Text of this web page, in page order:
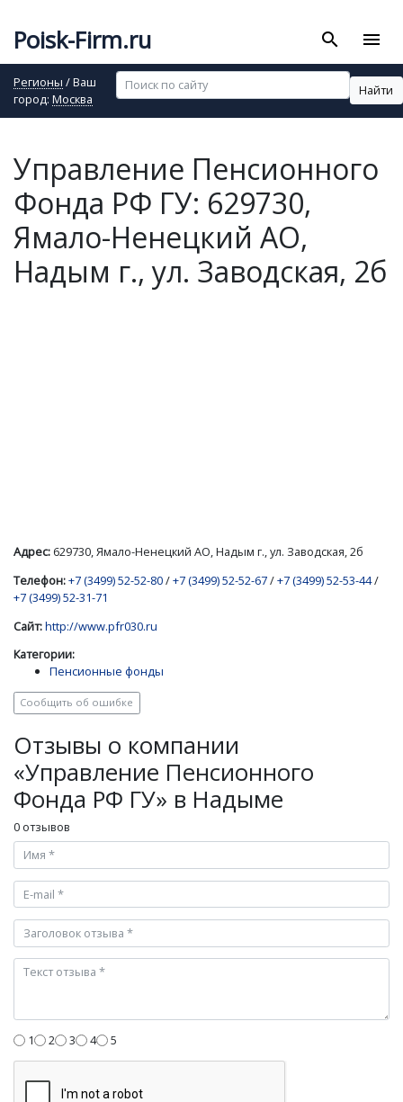
Poisk-Firm.ru search menu
Регионы / Ваш
город: Москва
Найти
Управление Пенсионного
Фонда РФ ГУ: 629730,
Ямало-Ненецкий АО,
Надым г., ул. Заводская, 2б
Адрес: 629730, Ямало-Ненецкий АО, Надым г., ул. Заводская, 2б
Телефон:+7 (3499) 52-52-80/+7 (3499) 52-52-67/+7 (3499) 52-53-44/
+7 (3499) 52-31-71
Сайт:http://www.pfr030.ru
Категории:
Пенсионные фонды
Сообщить об ошибке
Отзывы о компании
«Управление Пенсионного
Фонда РФ ГУ» в Надыме
0 отзывов
1 2 3 4 5